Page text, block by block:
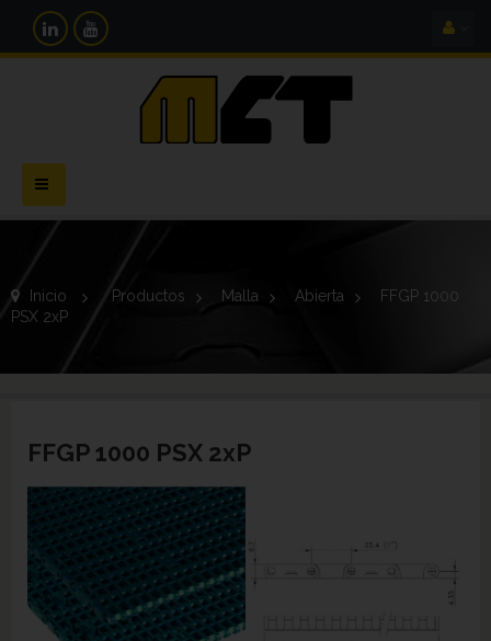
Navegación
Toggle
Inicio > Productos > Malla > Abierta >
FFGP 1000
PSX 2xP
FFGP 1000 PSX 2xP